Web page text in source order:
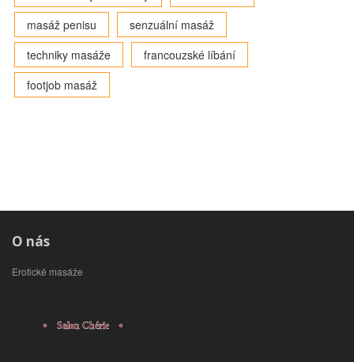
masáž penisu
senzuální masáž
techniky masáže
francouzské líbání
footjob masáž
O nás
Erotické masáže